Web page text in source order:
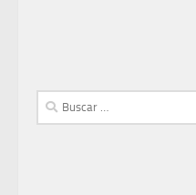
Buscar: